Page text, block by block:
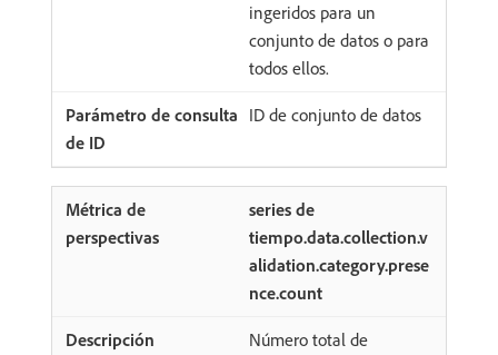
ingeridos para un
conjunto de datos o para
todos ellos.
ID de conjunto de datos
series de
tiempo.data.collection.v
alidation.category.prese
nce.count
Número total de